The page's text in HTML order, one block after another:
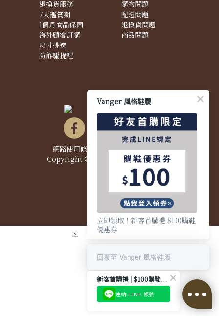
退換貨服務
7天鑑賞期
1個月商品保固
海外顧客訂購
尺寸挑選
防詐騙提醒
購物問題
配送問題
退換貨問題
商品問題
網路使用條款&政策|隱私權聲明|
Copyright © 2021 Vanger 風格鞋履
Vanger 風格鞋履
立即領取！新客首購禮 $100購鞋
優惠券
回覆至 Vanger 風格鞋履
新客首購禮 | $100購鞋優惠券
連結 LINE 帳號